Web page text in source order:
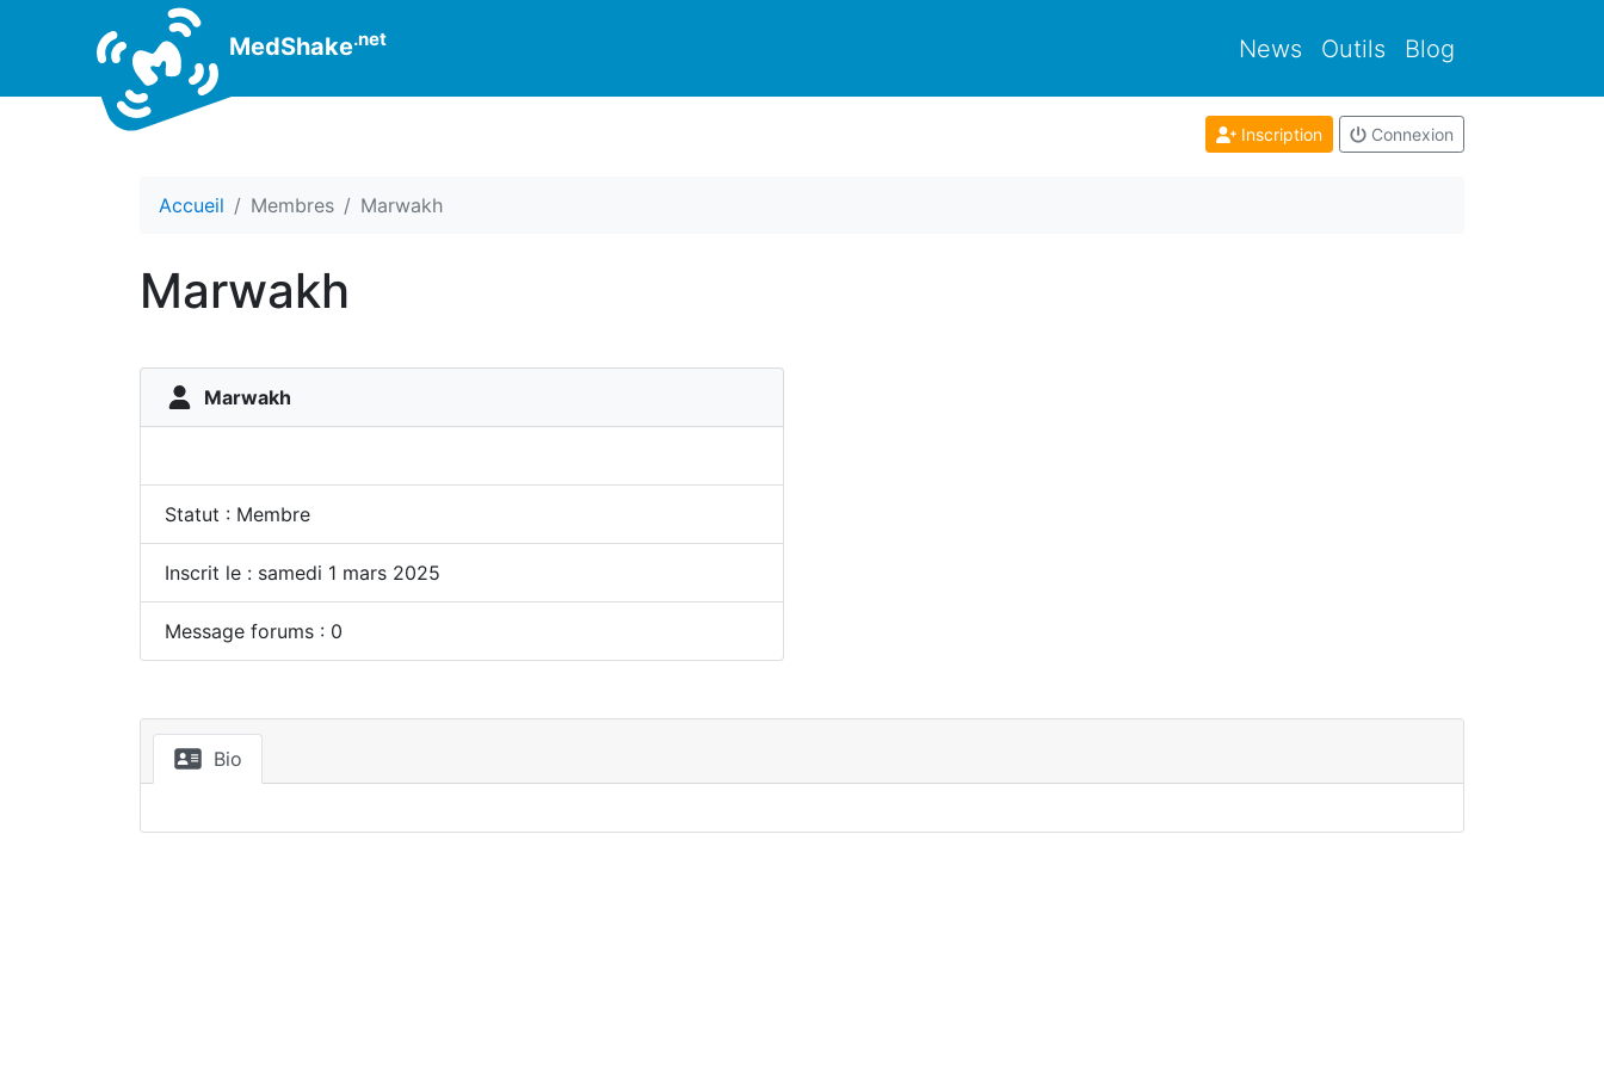
MedShake.net News Outils Blog
Inscription Connexion
Accueil Membres Marwakh
Marwakh
Marwakh
Statut : Membre
Inscrit le : samedi 1 mars 2025
Message forums : 0
Bio